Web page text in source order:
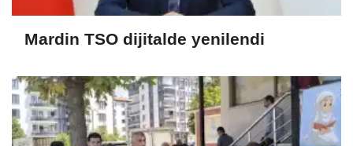
Mardin TSO dijitalde yenilendi